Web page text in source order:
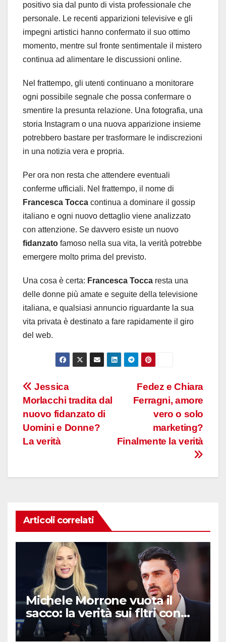
positivo sia dal punto di vista professionale che
personale. Le recenti apparizioni televisive e gli
impegni artistici hanno confermato il suo ottimo
momento, mentre sul fronte sentimentale il mistero
continua ad alimentare le discussioni online.
Nel frattempo, gli utenti continuano a monitorare
ogni possibile segnale che possa confermare o
smentire la presunta relazione. Una fotografia, una
storia Instagram o una nuova apparizione insieme
potrebbero bastare per trasformare le indiscrezioni
in una notizia vera e propria.
Per ora non resta che attendere eventuali
conferme ufficiali. Nel frattempo, il nome di
Francesca Tocca continua a dominare il gossip
italiano e ogni nuovo dettaglio viene analizzato
con attenzione. Se davvero esiste un nuovo
fidanzato famoso nella sua vita, la verità potrebbe
emergere molto prima del previsto.
Una cosa è certa: Francesca Tocca resta una
delle donne più amate e seguite della televisione
italiana, e qualsiasi annuncio riguardante la sua
vita privata è destinato a fare rapidamente il giro
del web.
Navigazione
articoli
Fedez e Chiara
Ferragni, amore
vero o solo
marketing?
Finalmente la verità
Jessica
Morlacchi tradita dal
nuovo fidanzato di
Uomini e Donne?
La verità
Articoli correlati
Michele Morrone vuota il
sacco: la verità sui fltri con
Belen e Marcuzzi